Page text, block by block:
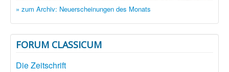
» zum Archiv: Neuerscheinungen des Monats
FORUM CLASSICUM
Die Zeitschrift